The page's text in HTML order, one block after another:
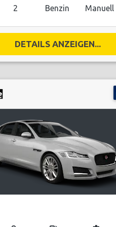
2 Benzin Manuell
DETAILS ANZEIGEN...